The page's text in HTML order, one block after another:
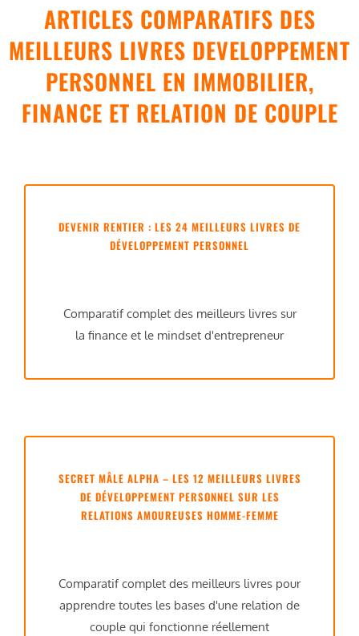
ARTICLES COMPARATIFS DES
MEILLEURS LIVRES DEVELOPPEMENT
PERSONNEL EN IMMOBILIER,
FINANCE ET RELATION DE COUPLE
DEVENIR RENTIER : LES 24 MEILLEURS LIVRES DE
DÉVELOPPEMENT PERSONNEL
Comparatif complet des meilleurs livres sur
la finance et le mindset d'entrepreneur
SECRET MÂLE ALPHA – LES 12 MEILLEURS LIVRES
DE DÉVELOPPEMENT PERSONNEL SUR LES
RELATIONS AMOUREUSES HOMME-FEMME
Comparatif complet des meilleurs livres pour
apprendre toutes les bases d'une relation de
couple qui fonctionne réellement